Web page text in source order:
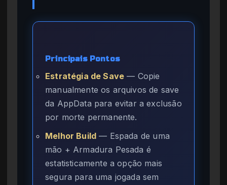
Principais Pontos
Estratégia de Save — Copie
manualmente os arquivos de save
da AppData para evitar a exclusão
por morte permanente.
Melhor Build — Espada de uma
mão + Armadura Pesada é
estatisticamente a opção mais
segura para uma jogada sem